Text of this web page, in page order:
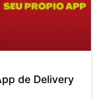
de Delivery